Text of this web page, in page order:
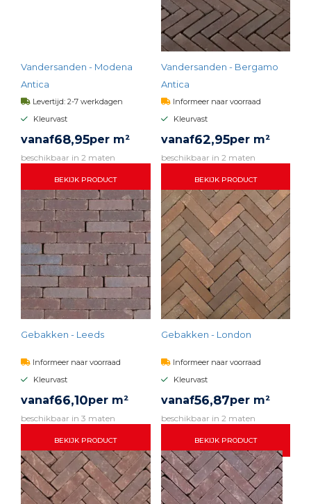
Vandersanden - Modena
Antica
Levertijd: 2-7 werkdagen
Kleurvast
vanaf68,95per m²
beschikbaar in 2 maten
BEKIJK PRODUCT
Vandersanden - Bergamo
Antica
Informeer naar voorraad
Kleurvast
vanaf62,95per m²
beschikbaar in 2 maten
BEKIJK PRODUCT
Gebakken - Leeds
Informeer naar voorraad
Kleurvast
vanaf66,10per m²
beschikbaar in 3 maten
BEKIJK PRODUCT
Gebakken - London
Informeer naar voorraad
Kleurvast
vanaf56,87per m²
beschikbaar in 2 maten
BEKIJK PRODUCT